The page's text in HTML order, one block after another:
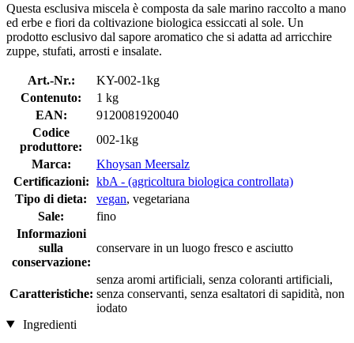
Questa esclusiva miscela è composta da sale marino raccolto a mano
ed erbe e fiori da coltivazione biologica essiccati al sole. Un
prodotto esclusivo dal sapore aromatico che si adatta ad arricchire
zuppe, stufati, arrosti e insalate.
Art.-Nr.:
KY-002-1kg
Contenuto:
1 kg
EAN:
9120081920040
Codice
produttore:
002-1kg
Marca:
Khoysan Meersalz
Certificazioni: kbA - (agricoltura biologica controllata)
Tipo di dieta:
vegan, vegetariana
Sale:
fino
Informazioni
sulla
conservazione:
conservare in un luogo fresco e asciutto
Caratteristiche:
senza aromi artificiali, senza coloranti artificiali,
senza conservanti, senza esaltatori di sapidità, non
iodato
Ingredienti